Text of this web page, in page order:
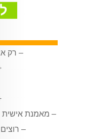
– רק
– מאמנת אישית
–